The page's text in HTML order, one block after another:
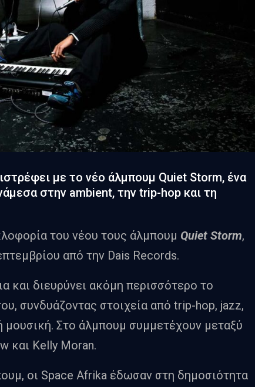
με το νέο άλμπουμ Quiet Storm, ένα
στην ambient, την trip-hop και τη
του νέου τους άλμπουμ Quiet Storm,
από την Dais Records.
και διευρύνει ακόμη περισσότερο το
συνδυάζοντας στοιχεία από trip-hop, jazz,
μουσική. Στο άλμπουμ συμμετέχουν μεταξύ
και Kelly Moran.
οι Space Afrika έδωσαν στη δημοσιότητα